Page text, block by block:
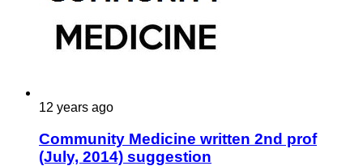
12 years ago
Community Medicine written 2nd prof
(July, 2014) suggestion